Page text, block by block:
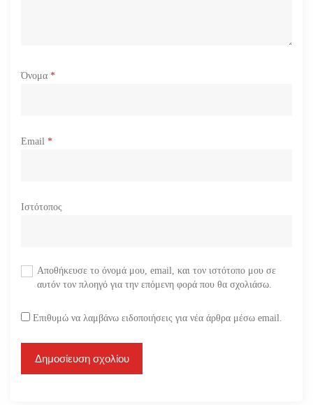
Όνομα *
Email *
Ιστότοπος
Αποθήκευσε το όνομά μου, email, και τον ιστότοπο μου σε
αυτόν τον πλοηγό για την επόμενη φορά που θα σχολιάσω.
Επιθυμώ να λαμβάνω ειδοποιήσεις για νέα άρθρα μέσω email.